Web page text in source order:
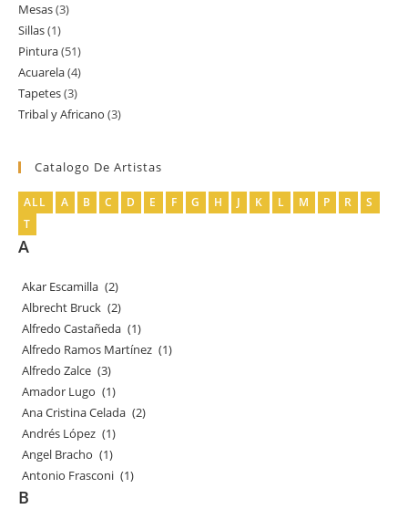
Mesas 33
Sillas 11
producto
Pintura 5151
productos
Acuarela 44
productos
Tapetes 33
productos
Tribal y Africano 33
Catalogo De Artistas
ALL A B C D E F G H J K L M P R
S
T
A
Akar Escamilla (2)
Albrecht Bruck (2)
Alfredo Castañeda (1)
Alfredo Ramos Martínez (1)
Alfredo Zalce (3)
Amador Lugo (1)
Ana Cristina Celada (2)
Andrés López (1)
Angel Bracho (1)
Antonio Frasconi (1)
B